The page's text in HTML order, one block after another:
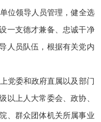
位领导人员管理，健全选
一支德才兼备、忠诚干净
人员队伍，根据有关党内
党委和政府直属以及部门
以上人大常委会、政协、
、群众团体机关所属事业